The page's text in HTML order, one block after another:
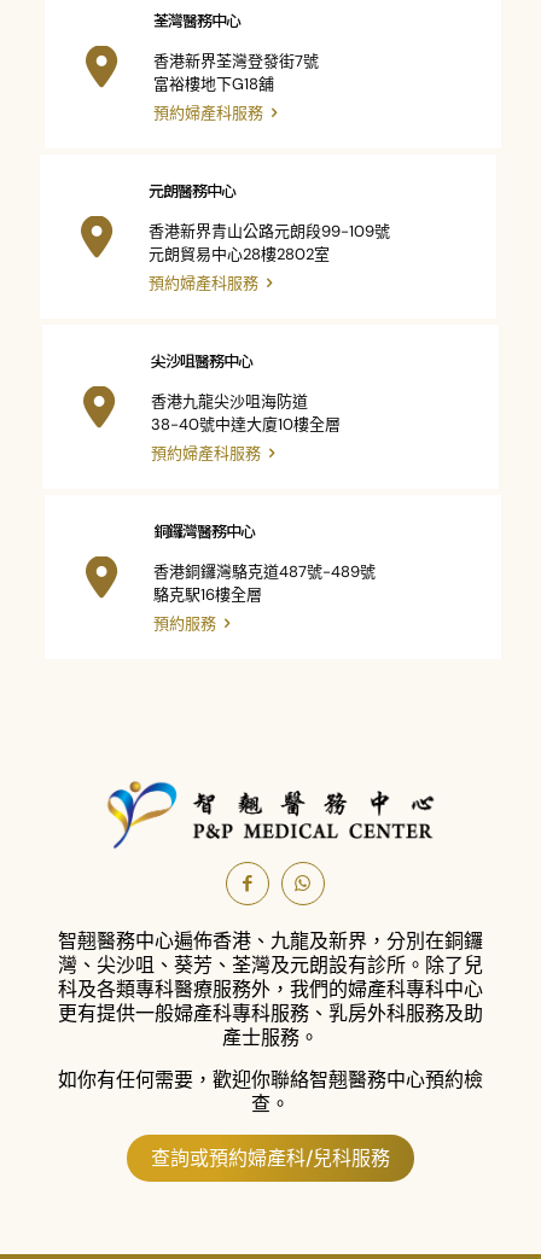
荃灣醫務中心
香港新界荃灣登發街7號
富裕樓地下G18舖
預約婦產科服務
元朗醫務中心
香港新界青山公路元朗段99-109號
元朗貿易中心28樓2802室
預約婦產科服務
尖沙咀醫務中心
香港九龍尖沙咀海防道
38-40號中達大廈10樓全層
預約婦產科服務
銅鑼灣醫務中心
香港銅鑼灣駱克道487號-489號
駱克駅16樓全層
預約服務
智翹醫務中心遍佈香港、九龍及新界，分別在銅鑼
灣、尖沙咀、葵芳、荃灣及元朗設有診所。 除了兒
科及各類專科醫療服務外，我們的婦產科專科中心
更有提供一般婦產科專科服務、乳房外科服務及助
產士服務。
如你有任何需要，歡迎你聯絡智翹醫務中心預約檢
查。
查詢或預約婦產科/兒科服務